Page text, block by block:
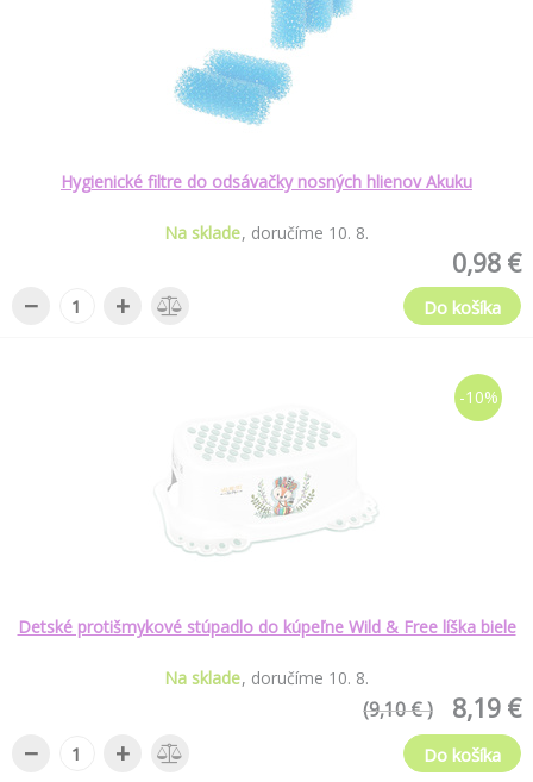
Hygienické filtre do odsávačky nosných hlienov Akuku
Na sklade doručíme 10. 8.
0,98 €
−
+ Do košíka
-10%
Detské protišmykové stúpadlo do kúpeľne Wild & Free líška biele
Na sklade doručíme 10. 8.
8,19 €
(9,10 € )
− + Do košíka